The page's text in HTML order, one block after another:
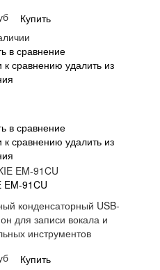
Купить
в сравнение
к сравнению удалить из
в сравнение
к сравнению удалить из
EM-91CU
конденсаторный USB-
для записи вокала и
инструментов
Купить